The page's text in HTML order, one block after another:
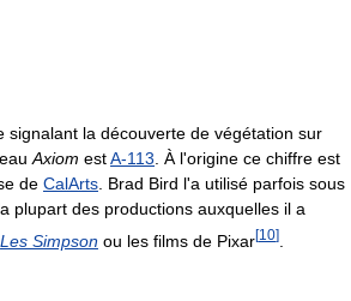
signalant la découverte de végétation sur
Axiom estA-113 . À l'origine ce chiffre est
de CalArts . Brad Bird l'a utilisé parfois sous
plupart des productions auxquelles il a
Les Simpson ou les films de Pixar[10]